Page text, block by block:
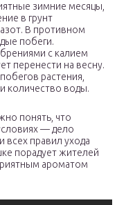
зимние месяцы,
в грунт
В противном
побеги.
с калием
перенести на весну.
растения,
количество воды.
понять, что
— дело
всех правил ухода
порадует жителей
ароматом